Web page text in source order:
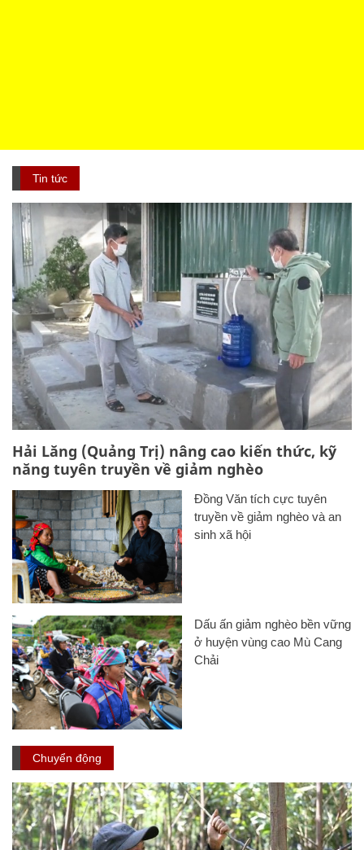
Tin tức
Hải Lăng (Quảng Trị) nâng cao kiến thức, kỹ
năng tuyên truyền về giảm nghèo
Đồng Văn tích cực tuyên
truyền về giảm nghèo và an
sinh xã hội
Dấu ấn giảm nghèo bền vững
ở huyện vùng cao Mù Cang
Chải
Chuyển động